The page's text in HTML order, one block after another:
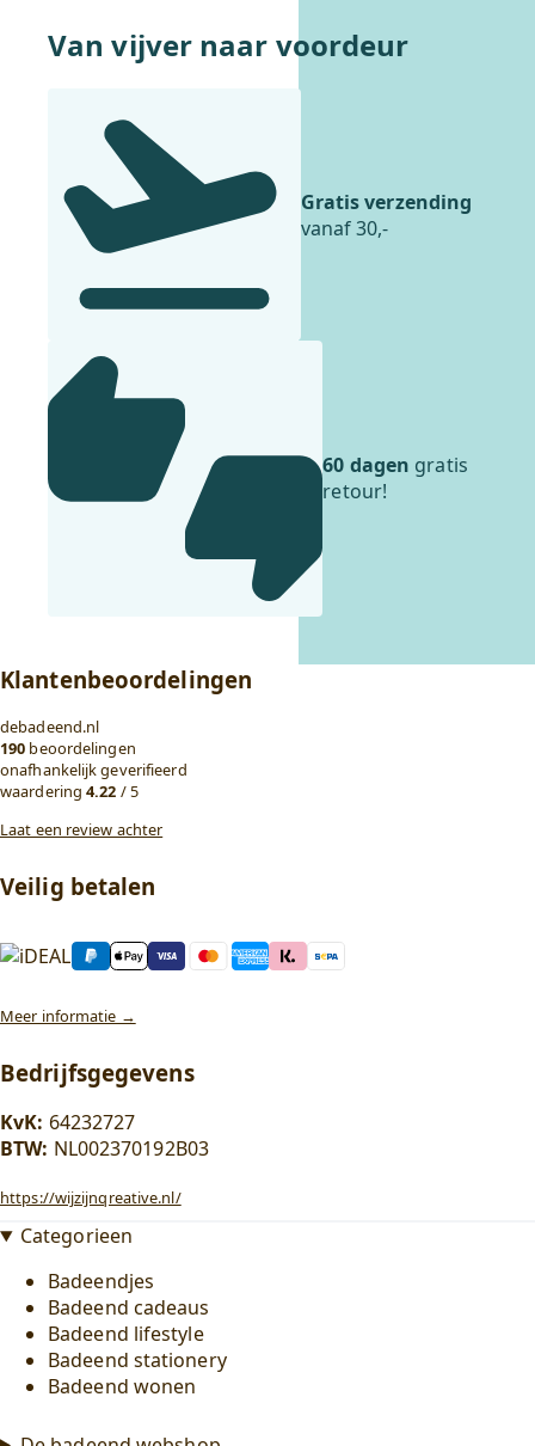
Van vijver naar voordeur
Gratis verzending
vanaf 30,-
60 dagen gratis
retour!
Klantenbeoordelingen
debadeend.nl
190 beoordelingen
onafhankelijk geverifieerd
waardering4.22 / 5
Laat een review achter
Veilig betalen
Meer informatie →
Bedrijfsgegevens
KvK: 64232727
BTW: NL002370192B03
https://wijzijnqreative.nl/
Categorieen
Badeendjes
Badeend cadeaus
Badeend lifestyle
Badeend stationery
Badeend wonen